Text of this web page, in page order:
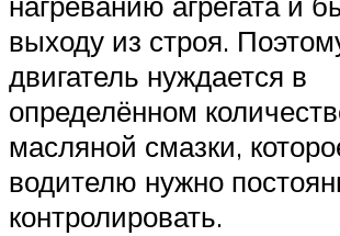
выходу из строя.
двигатель нуждается в
определённом
масляной смазки,
водителю нужно
контролировать.